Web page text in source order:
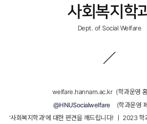
사회복지학
Dept. of Social Welfare
welfare.hannam.ac.kr (학과운영
@HNUSocialwelfare
(학과운영
'사회복지학과'에 대한 편견을 깨드립니다! ㅣ 2023 학